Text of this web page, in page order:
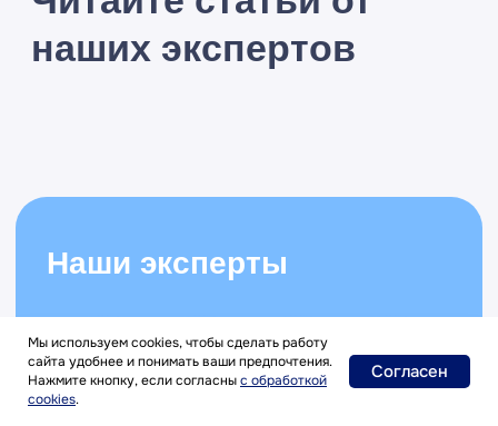
Мы используем cookies, чтобы сделать работу
сайта удобнее и понимать ваши предпочтения.
Нажмите кнопку, если согласныс обработкой
cookies.
Согласен